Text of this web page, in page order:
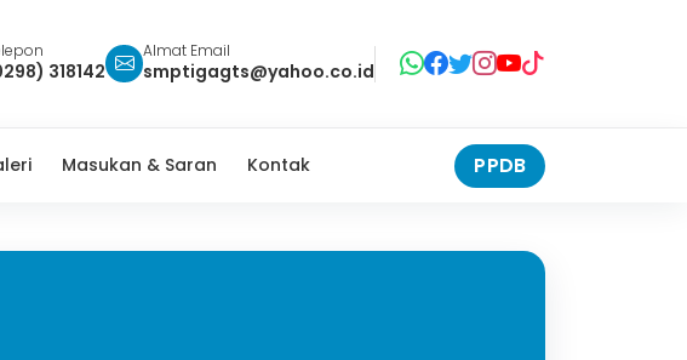
318142
Almat Email
smptigagts@yahoo.co.id
Masukan & Saran Kontak PPDB